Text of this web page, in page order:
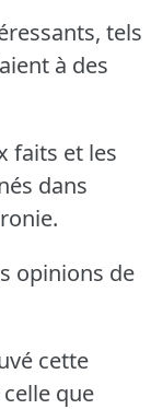
tels
à des
faits et les
dans
opinions de
cette
que